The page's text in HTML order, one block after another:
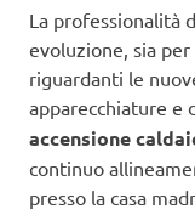
La professionalità
evoluzione, sia
riguardanti le
apparecchiature e
accensione
continuo
presso la casa